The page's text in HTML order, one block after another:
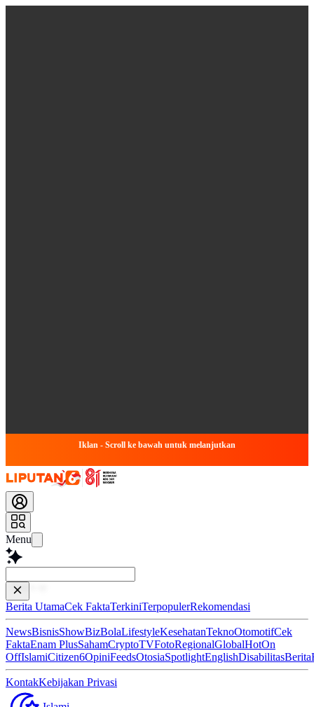
Iklan - Scroll ke bawah untuk melanjutkan
Menu
Baca lebih cepa
Berita UtamaCek FaktaTerkiniTerpopulerRekomendasi
NewsBisnisShowBizBolaLifestyleKesehatanTeknoOtomotifCek
FaktaEnam PlusSahamCryptoTVFotoRegionalGlobalHotOn
OffIslamiCitizen6OpiniFeedsOtosiaSpotlightEnglishDisabilitasBerita
KontakKebijakan Privasi